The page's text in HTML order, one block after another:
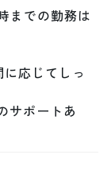
までの勤務は
応じてしっ
サポートあ